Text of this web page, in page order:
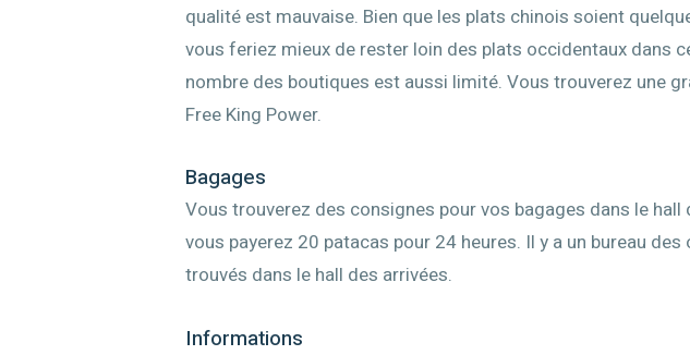
qualité est mauvaise. Bien que les plats chinois soient
vous feriez mieux de rester loin des plats occidentaux dans
nombre des boutiques est aussi limité. Vous trouverez une
Free King Power.
Bagages
Vous trouverez des consignes pour vos bagages dans le hall
vous payerez 20 patacas pour 24 heures. Il y a un bureau
trouvés dans le hall des arrivées.
Informations